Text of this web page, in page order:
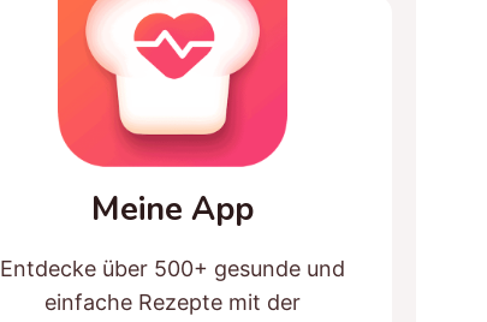
Meine App
Entdecke über 500+ gesunde und
einfache Rezepte mit der